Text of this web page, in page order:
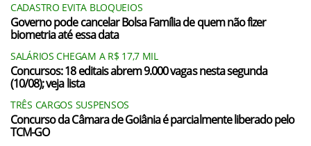
CADASTRO EVITA BLOQUEIOS
Governo pode cancelar Bolsa Família de quem não fizer
biometria até essa data
SALÁRIOS CHEGAM A R$ 17,7 MIL
Concursos: 18 editais abrem 9.000 vagas nesta segunda
(10/08); veja lista
TRÊS CARGOS SUSPENSOS
Concurso da Câmara de Goiânia é parcialmente liberado pelo
TCM-GO